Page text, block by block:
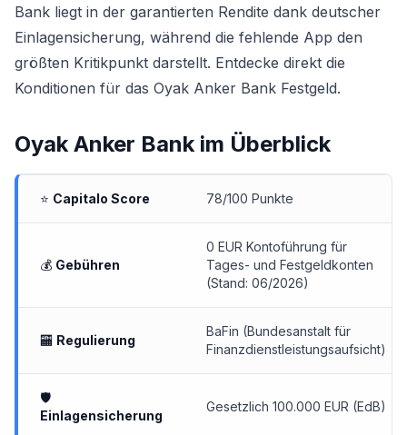
Bank liegt in der garantierten Rendite dank deutscher
Einlagensicherung, während die fehlende App den
größten Kritikpunkt darstellt. Entdecke direkt die
Konditionen für das Oyak Anker Bank Festgeld.
Oyak Anker Bankim Überblick
⭐ Capitalo Score 78/100 Punkte
💰 Gebühren
0 EUR Kontoführung für
Tages- und Festgeldkonten
(Stand: 06/2026)
🏧 Regulierung
BaFin (Bundesanstalt für
Finanzdienstleistungsaufsicht)
🛡
Einlagensicherung
Gesetzlich 100.000 EUR (EdB)